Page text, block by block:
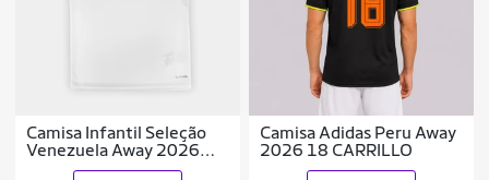
Camisa Infantil Seleção
Venezuela Away 2026
s/nº Torcedor Adidas
Camisa Adidas Peru Away
2026 18 CARRILLO